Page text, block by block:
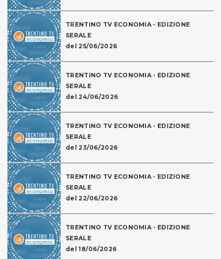
TRENTINO TV ECONOMIA - EDIZIONE
SERALE
del 25/06/2026
TRENTINO TV ECONOMIA - EDIZIONE
SERALE
del 24/06/2026
TRENTINO TV ECONOMIA - EDIZIONE
SERALE
del 23/06/2026
TRENTINO TV ECONOMIA - EDIZIONE
SERALE
del 22/06/2026
TRENTINO TV ECONOMIA - EDIZIONE
SERALE
del 18/06/2026